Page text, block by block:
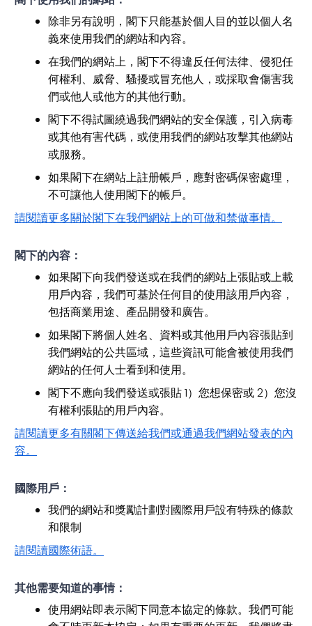
除非另有說明，閣下只能基於個人目的並以個人名
義來使用我們的網站和內容。
在我們的網站上，閣下不得違反任何法律、侵犯任
何權利、威脅、騷擾或冒充他人，或採取會傷害我
們或他人或他方的其他行動。
閣下不得試圖繞過我們網站的安全保護，引入病毒
或其他有害代碼，或使用我們的網站攻擊其他網站
或服務。
如果閣下在網站上註册帳戶，應對密碼保密處理，
不可讓他人使用閣下的帳戶。
請閱讀更多關於閣下在我們網站上的可做和禁做事情。
閣下的內容：
如果閣下向我們發送或在我們的網站上張貼或上載
用戶內容，我們可基於任何目的使用該用戶內容，
包括商業用途、產品開發和廣告。
如果閣下將個人姓名、資料或其他用戶內容張貼到
我們網站的公共區域，這些資訊可能會被使用我們
網站的任何人士看到和使用。
閣下不應向我們發送或張貼 1）您想保密或 2）您沒
有權利張貼的用戶內容。
請閱讀更多有關閣下傳送給我們或通過我們網站發表的內
容。
國際用戶：
我們的網站和獎勵計劃對國際用戶設有特殊的條款
和限制
請閱讀國際術語。
其他需要知道的事情：
使用網站即表示閣下同意本協定的條款。我們可能